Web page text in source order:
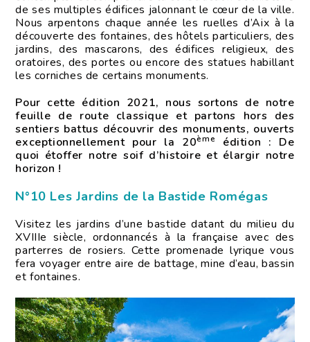
de ses multiples édifices jalonnant le cœur de la ville.
Nous arpentons chaque année les ruelles d’Aix à la
découverte des fontaines, des hôtels particuliers, des
jardins, des mascarons, des édifices religieux, des
oratoires, des portes ou encore des statues habillant
les corniches de certains monuments.
Pour cette édition 2021, nous sortons de notre
feuille de route classique et partons hors des
sentiers battus découvrir des monuments, ouverts
exceptionnellement pour la 20ème
édition : De
quoi étoffer notre soif d’histoire et élargir notre
horizon !
N°10 Les Jardins de la Bastide Romégas
Visitez les jardins d’une bastide datant du milieu du
XVIIIe siècle, ordonnancés à la française avec des
parterres de rosiers. Cette promenade lyrique vous
fera voyager entre aire de battage, mine d’eau, bassin
et fontaines.